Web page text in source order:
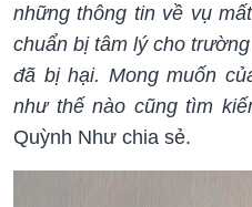
những thông tin về vụ
chuẩn bị tâm lý cho
đã bị hại. Mong muốn
như thế nào cũng tìm
Quỳnh Như chia sẻ.